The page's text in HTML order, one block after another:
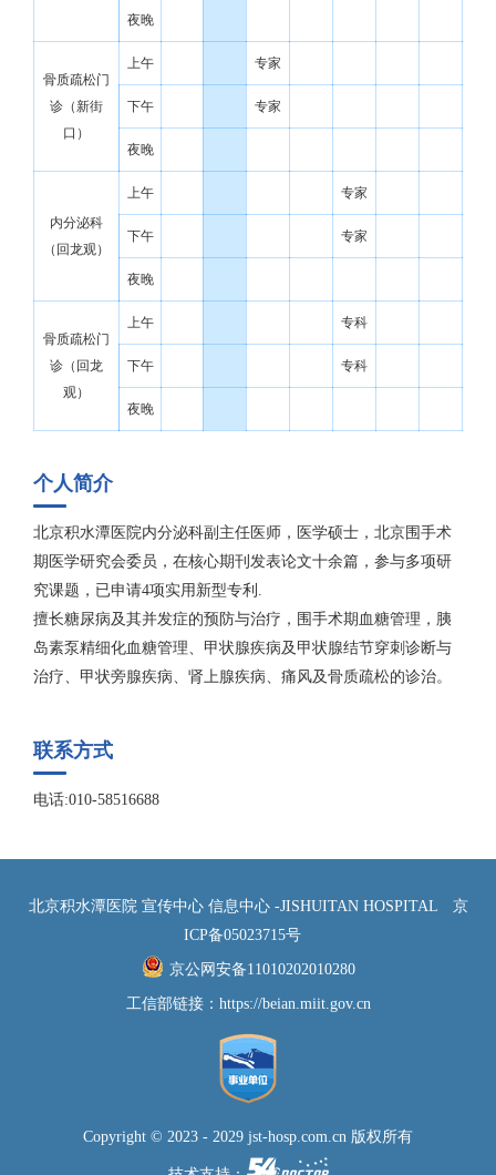
夜晚
骨质疏松门
诊（新街
口）
上午 专家
下午 专家
夜晚
内分泌科
（回龙观）
上午 专家
下午 专家
夜晚
骨质疏松门
诊（回龙
观）
上午 专科
下午 专科
夜晚
个人简介
北京积水潭医院内分泌科副主任医师，医学硕士，北京围手术
期医学研究会委员，在核心期刊发表论文十余篇，参与多项研
究课题，已申请4项实用新型专利.
擅长糖尿病及其并发症的预防与治疗，围手术期血糖管理，胰
岛素泵精细化血糖管理、甲状腺疾病及甲状腺结节穿刺诊断与
治疗、甲状旁腺疾病、肾上腺疾病、痛风及骨质疏松的诊治。
联系方式
电话:010-58516688
北京积水潭医院 宣传中心 信息中心 -JISHUITAN HOSPITAL
京
ICP备05023715号
京公网安备11010202010280
工信部链接： https://beian.miit.gov.cn
Copyright © 2023 - 2029 jst-hosp.com.cn 版权所有